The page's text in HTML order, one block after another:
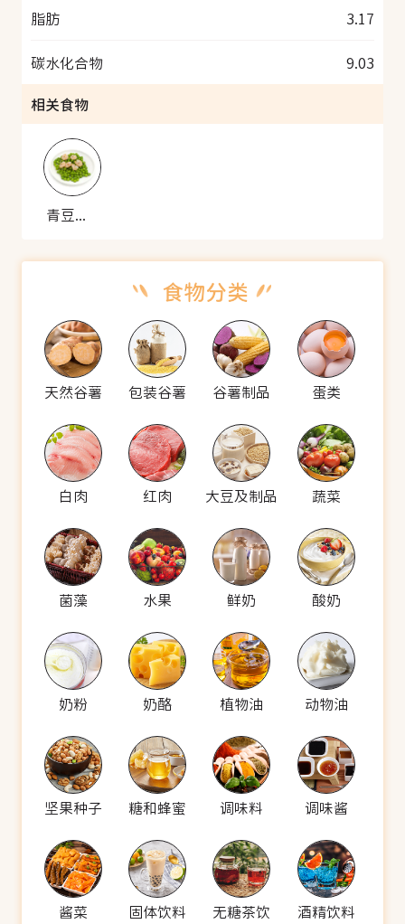
脂肪 3.17
碳水化合物
9.03
相关食物
青豆拌虾仁
天然谷薯 包装谷薯 谷薯制品 蛋类
白肉 红肉 大豆及制品 蔬菜
菌藻 水果 鲜奶 酸奶
奶粉 奶酪 植物油 动物油
坚果种子 糖和蜂蜜 调味料 调味酱
酱菜 固体饮料 无糖茶饮 酒精饮料